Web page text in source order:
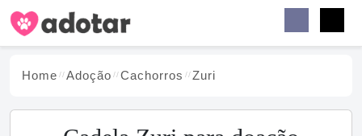
Home Adoção Cachorros Zuri